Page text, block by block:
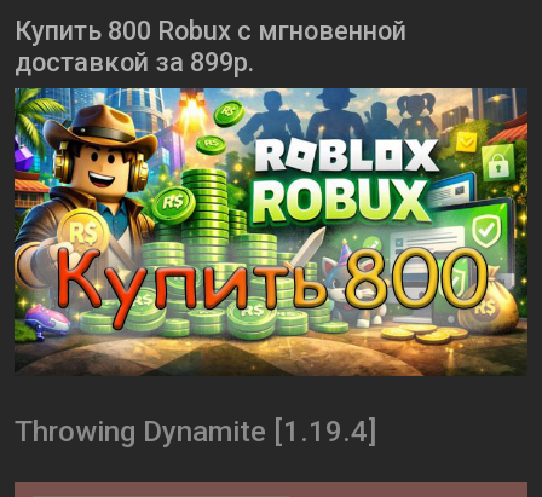
Купить 800 Robux с мгновенной
доставкой за 899р.
Throwing Dynamite [1.19.4]